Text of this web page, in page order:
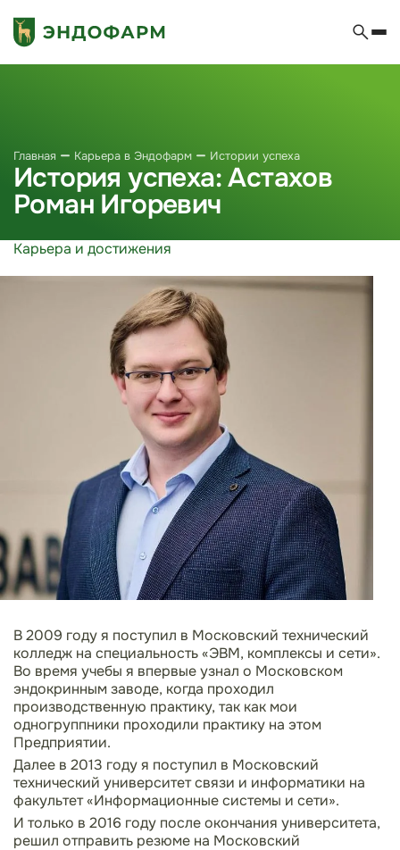
Главная Карьера в Эндофарм Истории успеха
История успеха: Астахов
Роман Игоревич
Карьера и достижения
В 2009 году я поступил в Московский технический
колледж на специальность «ЭВМ, комплексы и сети».
Во время учебы я впервые узнал о Московском
эндокринным заводе, когда проходил
производственную практику, так как мои
одногруппники проходили практику на этом
Предприятии.
Далее в 2013 году я поступил в Московский
технический университет связи и информатики на
факультет «Информационные системы и сети».
И только в 2016 году после окончания университета,
решил отправить резюме на Московский